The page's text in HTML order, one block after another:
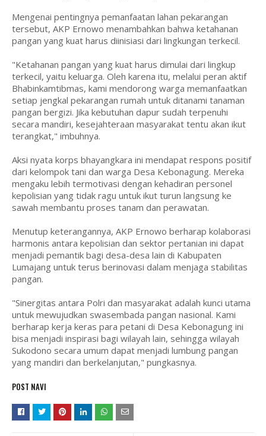
Mengenai pentingnya pemanfaatan lahan pekarangan
tersebut, AKP Ernowo menambahkan bahwa ketahanan
pangan yang kuat harus diinisiasi dari lingkungan terkecil.
"Ketahanan pangan yang kuat harus dimulai dari lingkup
terkecil, yaitu keluarga. Oleh karena itu, melalui peran aktif
Bhabinkamtibmas, kami mendorong warga memanfaatkan
setiap jengkal pekarangan rumah untuk ditanami tanaman
pangan bergizi. Jika kebutuhan dapur sudah terpenuhi
secara mandiri, kesejahteraan masyarakat tentu akan ikut
terangkat," imbuhnya.
Aksi nyata korps bhayangkara ini mendapat respons positif
dari kelompok tani dan warga Desa Kebonagung. Mereka
mengaku lebih termotivasi dengan kehadiran personel
kepolisian yang tidak ragu untuk ikut turun langsung ke
sawah membantu proses tanam dan perawatan.
Menutup keterangannya, AKP Ernowo berharap kolaborasi
harmonis antara kepolisian dan sektor pertanian ini dapat
menjadi pemantik bagi desa-desa lain di Kabupaten
Lumajang untuk terus berinovasi dalam menjaga stabilitas
pangan.
"Sinergitas antara Polri dan masyarakat adalah kunci utama
untuk mewujudkan swasembada pangan nasional. Kami
berharap kerja keras para petani di Desa Kebonagung ini
bisa menjadi inspirasi bagi wilayah lain, sehingga wilayah
Sukodono secara umum dapat menjadi lumbung pangan
yang mandiri dan berkelanjutan," pungkasnya.
POST NAVI